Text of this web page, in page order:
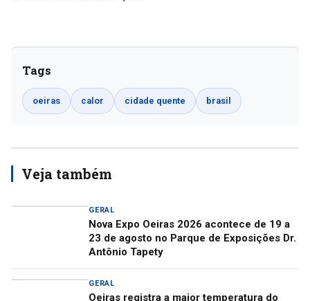
Tags
oeiras calor cidade quente brasil
Veja também
GERAL
Nova Expo Oeiras 2026 acontece de 19 a
23 de agosto no Parque de Exposições Dr.
Antônio Tapety
GERAL
Oeiras registra a maior temperatura do